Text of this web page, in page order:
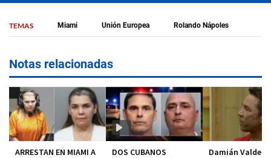
TEMAS Miami Unión Europea Rolando Nápoles
Notas relacionadas
ARRESTAN EN MIAMI A
DOS CUBANOS
Damián Valdez